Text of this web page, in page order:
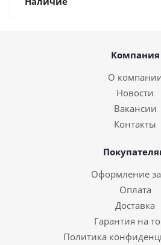
Компания
О
Новости
Вакансии
Контакты
Оформление
Оплата
Доставка
Гарантия на
Политика